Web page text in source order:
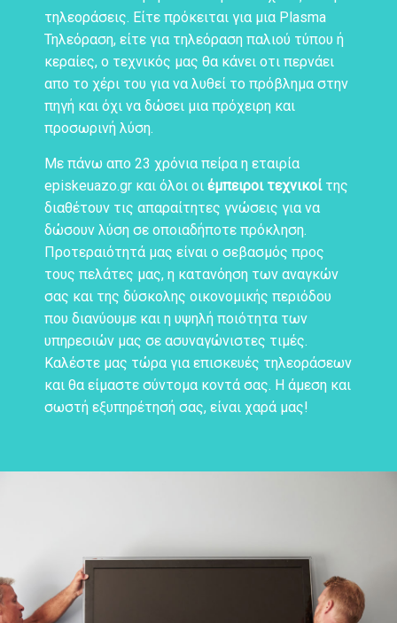
τηλεοράσεις. Είτε πρόκειται για μια Plasma
Τηλεόραση, είτε για τηλεόραση παλιού τύπου ή
κεραίες, ο τεχνικός μας θα κάνει οτι περνάει
απο το χέρι του για να λυθεί το πρόβλημα στην
πηγή και όχι να δώσει μια πρόχειρη και
προσωρινή λύση.
Με πάνω απο 23 χρόνια πείρα η εταιρία
episkeuazo.gr και όλοι οι έμπειροι τεχνικοίτης
διαθέτουν τις απαραίτητες γνώσεις για να
δώσουν λύση σε οποιαδήποτε πρόκληση.
Προτεραιότητά μας είναι ο σεβασμός προς
τους πελάτες μας, η κατανόηση των αναγκών
σας και της δύσκολης οικονομικής περιόδου
που διανύουμε και η υψηλή ποιότητα των
υπηρεσιών μας σε ασυναγώνιστες τιμές.
Καλέστε μας τώρα για επισκευές τηλεοράσεων
και θα είμαστε σύντομα κοντά σας. Η άμεση και
σωστή εξυπηρέτησή σας, είναι χαρά μας!